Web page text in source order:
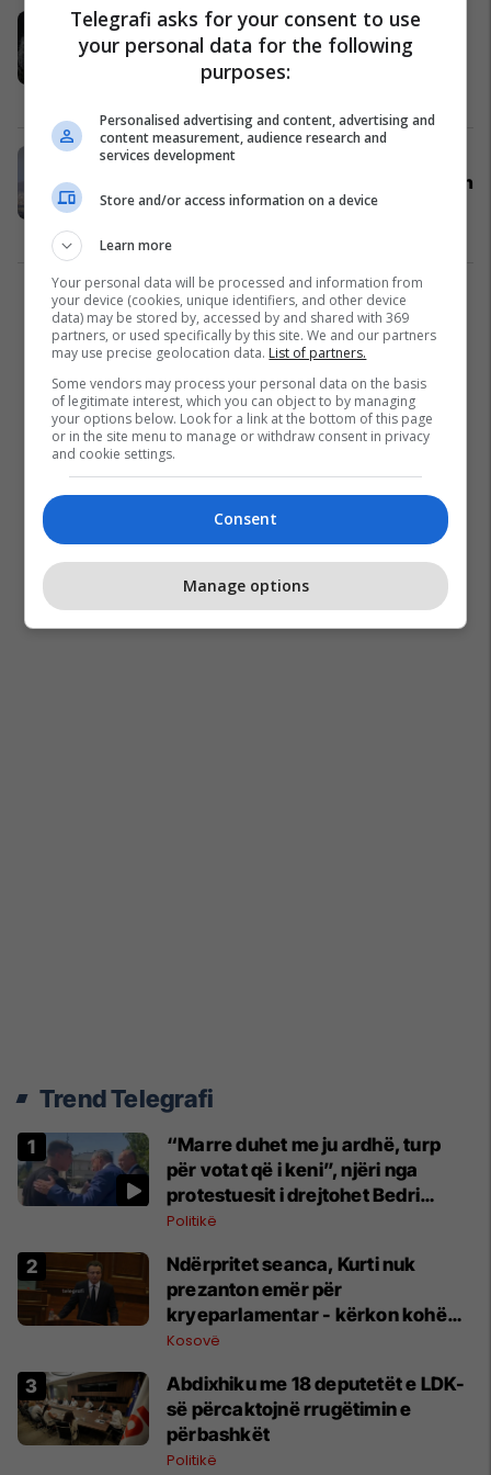
KEDS: S'ka më reduktime,
stabilizohet situata e furnizimit me
energji elektrike
KEK: Lëshohet në funksion blloku
A3 dhe B2, po prodhohet rrymë rreth
400MW/h
1
Trend Telegrafi
“Marre duhet me ju ardhë, turp
për votat që i keni”, njëri nga
protestuesit i drejtohet Bedri
Hamzës
Politikë
Ndërpritet seanca, Kurti nuk
prezanton emër për
kryeparlamentar - kërkon kohë
shtesë për marrëveshje politike
Kosovë
Abdixhiku me 18 deputetët e LDK-
së përcaktojnë rrugëtimin e
përbashkët
Politikë
Telegrafi asks for your consent to use
your personal data for the following
purposes:
Personalised advertising and content, advertising and
content measurement, audience research and
services development
Store and/or access information on a device
Learn more
Your personal data will be processed and information from
your device (cookies, unique identifiers, and other device
data) may be stored by, accessed by and shared with 369
partners, or used specifically by this site. We and our partners
may use precise geolocation data. List of partners.
Some vendors may process your personal data on the basis
of legitimate interest, which you can object to by managing
your options below. Look for a link at the bottom of this page
or in the site menu to manage or withdraw consent in privacy
and cookie settings.
Consent
Manage options